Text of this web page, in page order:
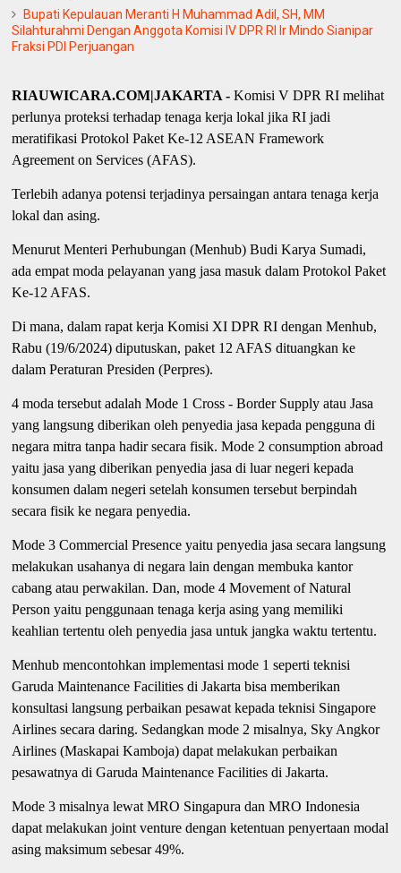
Bupati Kepulauan Meranti H Muhammad Adil, SH, MM
Silahturahmi Dengan Anggota Komisi IV DPR RI Ir Mindo Sianipar
Fraksi PDI Perjuangan
RIAUWICARA.COM|JAKARTA - Komisi V DPR RI melihat
perlunya proteksi terhadap tenaga kerja lokal jika RI jadi
meratifikasi Protokol Paket Ke-12 ASEAN Framework
Agreement on Services (AFAS).
Terlebih adanya potensi terjadinya persaingan antara tenaga kerja
lokal dan asing.
Menurut Menteri Perhubungan (Menhub) Budi Karya Sumadi,
ada empat moda pelayanan yang jasa masuk dalam Protokol Paket
Ke-12 AFAS.
Di mana, dalam rapat kerja Komisi XI DPR RI dengan Menhub,
Rabu (19/6/2024) diputuskan, paket 12 AFAS dituangkan ke
dalam Peraturan Presiden (Perpres).
4 moda tersebut adalah Mode 1 Cross - Border Supply atau Jasa
yang langsung diberikan oleh penyedia jasa kepada pengguna di
negara mitra tanpa hadir secara fisik. Mode 2 consumption abroad
yaitu jasa yang diberikan penyedia jasa di luar negeri kepada
konsumen dalam negeri setelah konsumen tersebut berpindah
secara fisik ke negara penyedia.
Mode 3 Commercial Presence yaitu penyedia jasa secara langsung
melakukan usahanya di negara lain dengan membuka kantor
cabang atau perwakilan. Dan, mode 4 Movement of Natural
Person yaitu penggunaan tenaga kerja asing yang memiliki
keahlian tertentu oleh penyedia jasa untuk jangka waktu tertentu.
Menhub mencontohkan implementasi mode 1 seperti teknisi
Garuda Maintenance Facilities di Jakarta bisa memberikan
konsultasi langsung perbaikan pesawat kepada teknisi Singapore
Airlines secara daring. Sedangkan mode 2 misalnya, Sky Angkor
Airlines (Maskapai Kamboja) dapat melakukan perbaikan
pesawatnya di Garuda Maintenance Facilities di Jakarta.
Mode 3 misalnya lewat MRO Singapura dan MRO Indonesia
dapat melakukan joint venture dengan ketentuan penyertaan modal
asing maksimum sebesar 49%.